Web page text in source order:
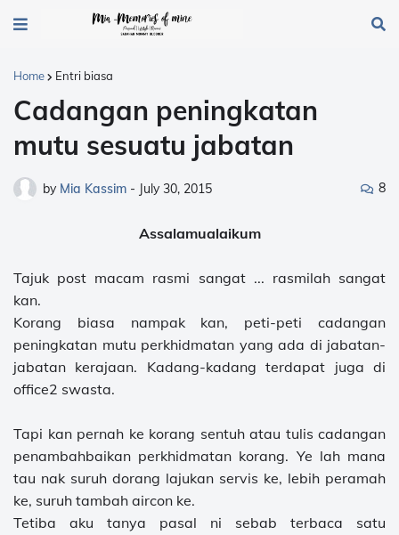
Home Entri biasa
Cadangan peningkatan
mutu sesuatu jabatan
by Mia Kassim - July 30, 2015 8
Assalamualaikum
Tajuk post macam rasmi sangat ... rasmilah sangat
kan.
Korang biasa nampak kan, peti-peti cadangan
peningkatan mutu perkhidmatan yang ada di jabatan-
jabatan kerajaan. Kadang-kadang terdapat juga di
office2 swasta.
Tapi kan pernah ke korang sentuh atau tulis cadangan
penambahbaikan perkhidmatan korang. Ye lah mana
tau nak suruh dorang lajukan servis ke, lebih peramah
ke, suruh tambah aircon ke.
Tetiba aku tanya pasal ni sebab terbaca satu